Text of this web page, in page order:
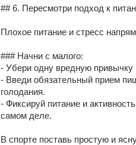
## 6. Пересмотри подход к
Плохое питание и стресс
### Начни с малого:
- Убери одну вредную привычку
- Введи обязательный прием
голодания.
- Фиксируй питание и
самом деле.
В спорте поставь простую и